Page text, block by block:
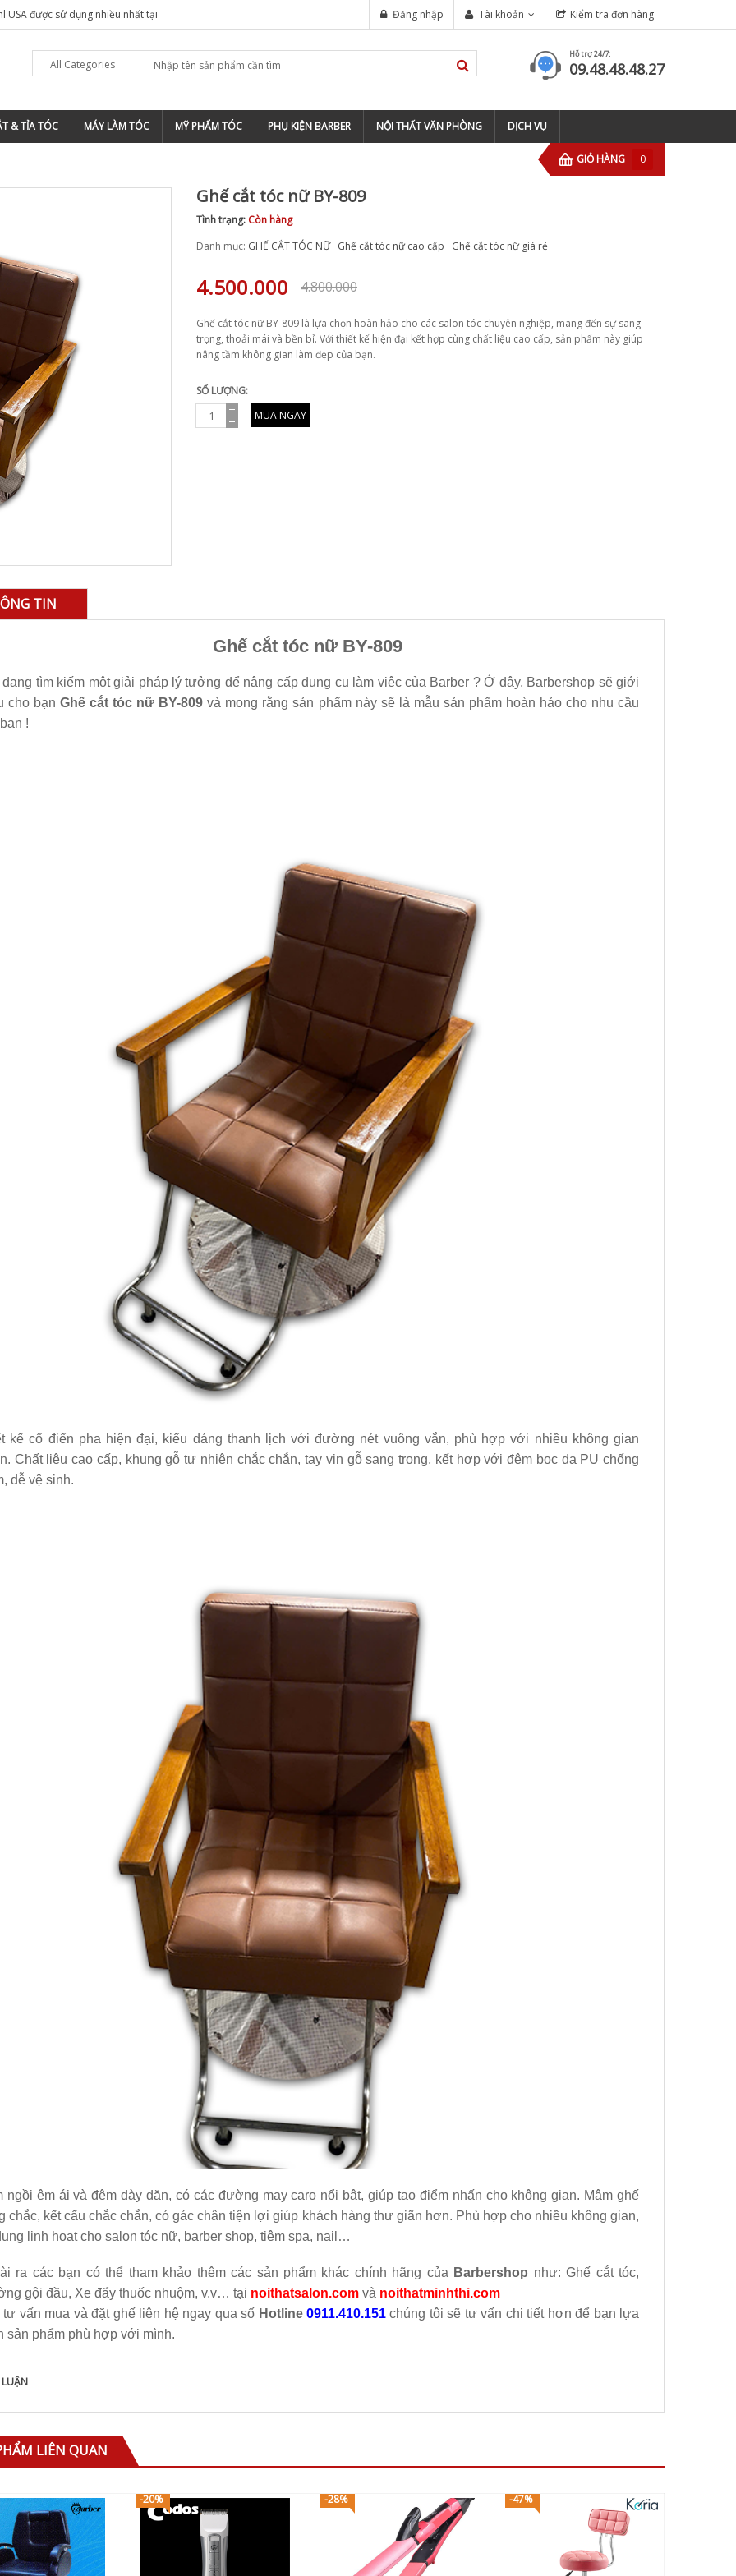
thợ tóc Tông đơ wahl magic clip cordless, chiếc tông đơ Wahl USA được sử dụng nhiều nhất tại Kiểm tra đơn hàng
Tài khoản
Đăng nhập
All Categories
Hỗ trợ 24/7:
09.48.48.48.27
& TỈA TÓC MÁY LÀM TÓC MỸ PHẨM TÓC PHỤ KIỆN BARBER NỘI THẤT VĂN PHÒNG DỊCH VỤ
GIỎ HÀNG 0
Ghế cắt tóc nữ BY-809
Tình trạng: Còn hàng
Danh mục: GHẾ CẮT TÓC NỮ Ghế cắt tóc nữ cao cấp Ghế cắt tóc nữ giá rẻ
4.800.000
4.500.000
Ghế cắt tóc nữ BY-809 là lựa chọn hoàn hảo cho các salon tóc chuyên nghiệp, mang đến sự sang
trọng, thoải mái và bền bỉ. Với thiết kế hiện đại kết hợp cùng chất liệu cao cấp, sản phẩm này giúp
nâng tầm không gian làm đẹp của bạn.
SỐ LƯỢNG:
MUA NGAY
cắt tóc nữ Koria
805
TIN
Ghế cắt tóc nữ BY-809
đang tìm kiếm một giải pháp lý tưởng để nâng cấp dụng cụ làm việc của Barber ? Ở đây, Barbershop sẽ giới
cho bạnGhế cắt tóc nữ BY-809và mong rằng sản phẩm này sẽ là mẫu sản phẩm hoàn hảo cho nhu cầu
!
kế cổ điển pha hiện đại, kiểu dáng thanh lịch với đường nét vuông vắn, phù hợp với nhiều không gian
Chất liệu cao cấp, khung gỗ tự nhiên chắc chắn, tay vịn gỗ sang trọng, kết hợp với đệm bọc da PU chống
dễ vệ sinh.
ngồi êm ái và đệm dày dặn, có các đường may caro nổi bật, giúp tạo điểm nhấn cho không gian. Mâm ghế
chắc, kết cấu chắc chắn, có gác chân tiện lợi giúp khách hàng thư giãn hơn. Phù hợp cho nhiều không gian,
linh hoạt cho salon tóc nữ, barber shop, tiệm spa, nail…
ra các bạn có thể tham khảo thêm các sản phẩm khác chính hãng của Barbershop như: Ghế cắt tóc,
gội đầu, Xe đẩy thuốc nhuộm, v.v… tại noithatsalon.com và noithatminhthi.com
tư vấn mua và đặt ghế liên hệ ngay qua số Hotline 0911.410.151 chúng tôi sẽ tư vấn chi tiết hơn để bạn lựa
sản phẩm phù hợp với mình.
LIÊN QUAN
-20% -28% -47%